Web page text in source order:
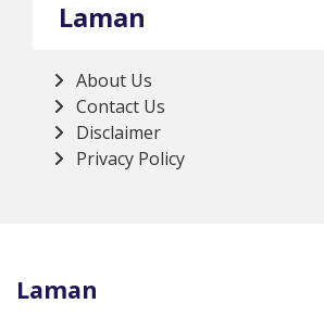
Laman
About Us
Contact Us
Disclaimer
Privacy Policy
Laman